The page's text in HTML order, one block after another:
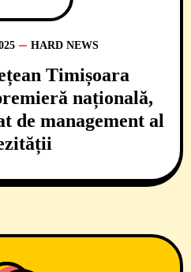
HARD NEWS
Timișoara
națională,
de management al